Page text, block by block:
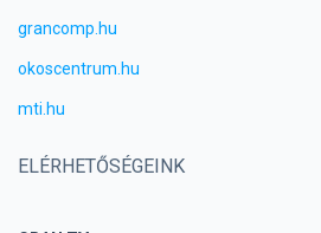
grancomp.hu
okoscentrum.hu
mti.hu
ELÉRHETŐSÉGEINK